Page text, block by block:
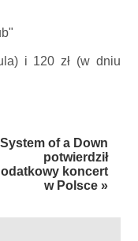
i 120 zł (w dniu
System of a Down
potwierdził
koncert
w Polsce »